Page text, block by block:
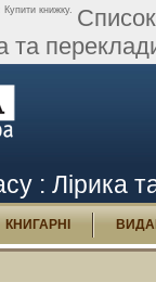
Купити книжку.
та
: Лірика
КНИГАРНІ